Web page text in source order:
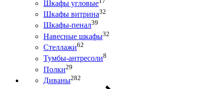
Шкафы угловые
Шкафы витрина32
Шкафы-пенал39
Навесные шкафы32
Стеллажи62
Тумбы-антресоли8
Полки29
Диваны282